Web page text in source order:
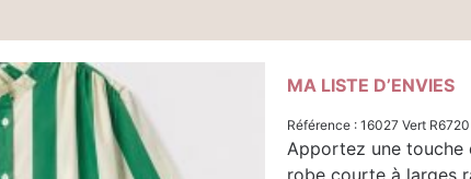
MA LISTE D’ENVIES
Référence : 16027 Vert R6720
Apportez une touche
robe courte à larges